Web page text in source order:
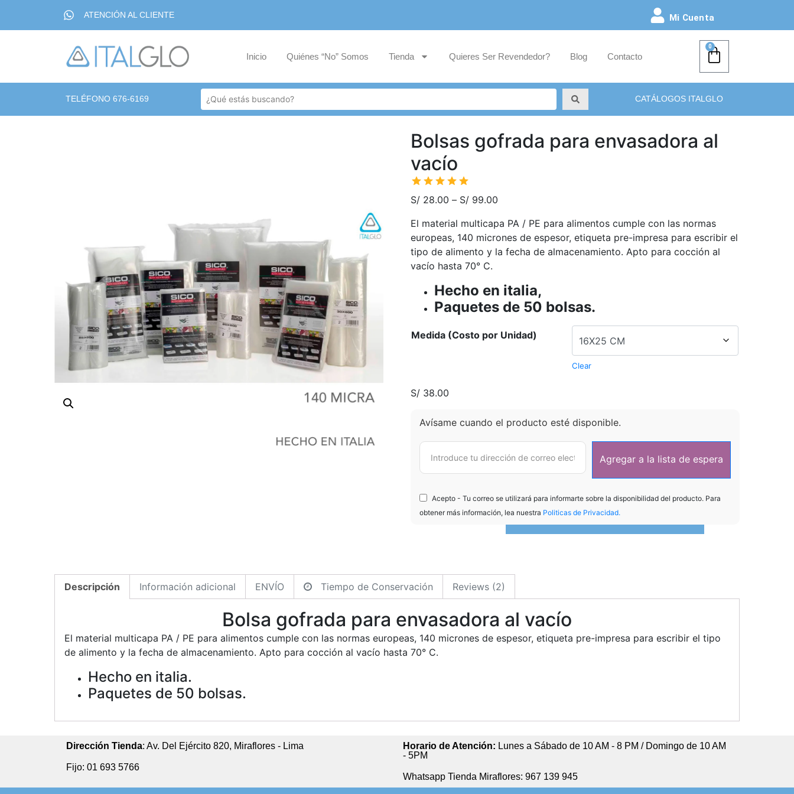
ATENCIÓN AL CLIENTE Mi Cuenta
Inicio Quiénes “No” Somos Tienda Quieres Ser Revendedor? Blog Contacto
0
TELÉFONO 676-6169 CATÁLOGOS ITALGLO
Bolsas gofrada para envasadora al
vacío
S/ 28.00 – S/ 99.00
El material multicapa PA / PE para alimentos cumple con las normas
europeas, 140 micrones de espesor, etiqueta pre-impresa para escribir el
tipo de alimento y la fecha de almacenamiento. Apto para cocción al
vacío hasta 70° C.
Hecho en italia,
Paquetes de 50 bolsas.
Medida (Costo por Unidad)
Clear
S/ 38.00
Avísame cuando el producto esté disponible.
Agregar a la lista de espera
Acepto - Tu correo se utilizará para informarte sobre la disponibilidad del producto. Para
obtener más información, lea nuestra Politicas de Privacidad.
Añadir al carrito
Descripción Información adicional ENVÍO Tiempo de Conservación Reviews (2)
Bolsa gofrada para envasadora al vacío
El material multicapa PA / PE para alimentos cumple con las normas europeas, 140 micrones de espesor, etiqueta pre-impresa para escribir el tipo
de alimento y la fecha de almacenamiento. Apto para cocción al vacío hasta 70° C.
Hecho en italia.
Paquetes de 50 bolsas.
Dirección Tienda: Av. Del Ejército 820, Miraflores - Lima
Fijo: 01 693 5766
Horario de Atención: Lunes a Sábado de 10 AM - 8 PM / Domingo de 10 AM
- 5PM
Whatsapp Tienda Miraflores: 967 139 945